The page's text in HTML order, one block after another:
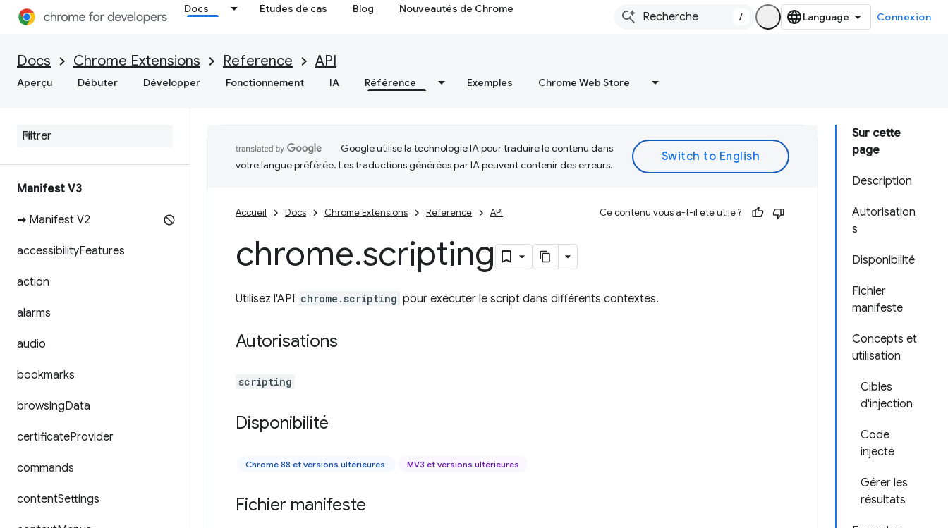
Docs Études de cas Blog Nouveautés de Chrome
/ Connexion
Docs Chrome Extensions Reference API
Aperçu Débuter Développer Fonctionnement IA Référence Exemples Chrome Web Store
Manifest V3
➡ Manifest V2
accessibilityFeatures
action
alarms
audio
bookmarks
browsingData
certificateProvider
commands
contentSettings
Sur cette
page
Description
Autorisation
s
Disponibilité
Fichier
manifeste
Concepts et
utilisation
Cibles
d'injection
Code
injecté
Gérer les
résultats
Google utilise la technologie IA pour traduire le contenu dans
votre langue préférée. Les traductions générées par IA peuvent contenir des erreurs.
Accueil Docs Chrome Extensions Reference API Ce contenu vous a-t-il été utile ?
chrome.scripting
Utilisez l'API chrome.scripting pour exécuter le script dans différents contextes.
Autorisations
scripting
Disponibilité
Chrome 88 et versions ultérieures MV3 et versions ultérieures
Fichier manifeste